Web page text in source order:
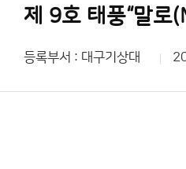
제 9호 태풍“말로
등록부서 : 대구기상대